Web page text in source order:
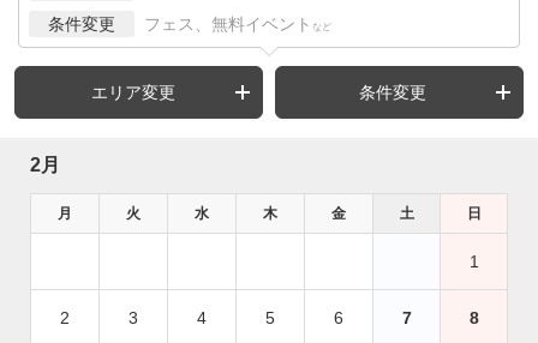
条件変更 フェス、無料イベント など
エリア変更 条件変更
2月
月 火 水 木 金 土 日
1
2 3 4 5 6 7 8